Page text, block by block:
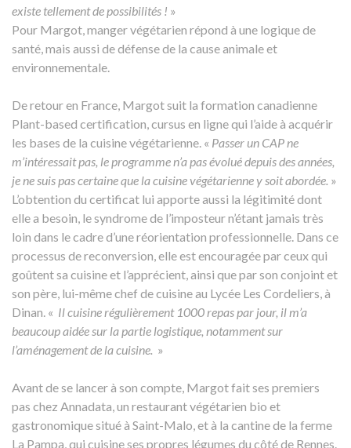
existe tellement de possibilités ! »
Pour Margot, manger végétarien répond à une logique de
santé, mais aussi de défense de la cause animale et
environnementale.
De retour en France, Margot suit la formation canadienne
Plant-based certification, cursus en ligne qui l’aide à acquérir
les bases de la cuisine végétarienne. « Passer un CAP ne
m’intéressait pas, le programme n’a pas évolué depuis des années,
je ne suis pas certaine que la cuisine végétarienne y soit abordée. »
L’obtention du certificat lui apporte aussi la légitimité dont
elle a besoin, le syndrome de l’imposteur n’étant jamais très
loin dans le cadre d’une réorientation professionnelle. Dans ce
processus de reconversion, elle est encouragée par ceux qui
goûtent sa cuisine et l’apprécient, ainsi que par son conjoint et
son père, lui-même chef de cuisine au Lycée Les Cordeliers, à
Dinan. « Il cuisine régulièrement 1000 repas par jour, il m’a
beaucoup aidée sur la partie logistique, notamment sur
l’aménagement de la cuisine. »
Avant de se lancer à son compte, Margot fait ses premiers
pas chez Annadata, un restaurant végétarien bio et
gastronomique situé à Saint-Malo, et à la cantine de la ferme
La Pampa, qui cuisine ses propres légumes du côté de Rennes.